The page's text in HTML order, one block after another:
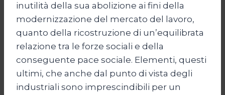
inutilità della sua abolizione ai fini della
modernizzazione del mercato del lavoro,
quanto della ricostruzione di un’equilibrata
relazione tra le forze sociali e della
conseguente pace sociale. Elementi, questi
ultimi, che anche dal punto di vista degli
industriali sono imprescindibili per un